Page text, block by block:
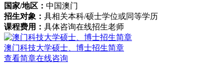
国家/地区： 中国澳门
招生对象： 具相关本科/硕士学位或同等学历
课程费用： 具体咨询在线招生老师
澳门科技大学硕士、博士招生简章
查看简章在线咨询